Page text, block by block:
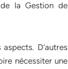
de la Gestion de
D’autres
nécessiter une